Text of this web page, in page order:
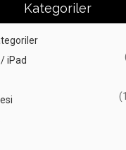
Kategoriler
iPad